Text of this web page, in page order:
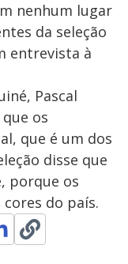
nenhum lugar
da seleção
entrevista à
Pascal
os
que é um dos
disse que
porque os
do país.